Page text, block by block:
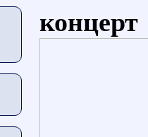
концерт